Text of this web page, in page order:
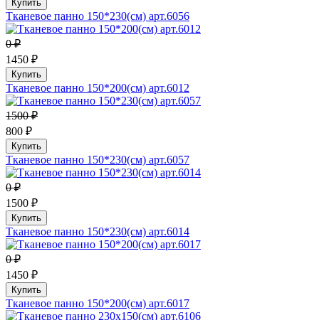
Купить
Тканевое панно 150*230(см) арт.6056
0 ₽
1450 ₽
Купить
Тканевое панно 150*200(см) арт.6012
1500 ₽
800 ₽
Купить
Тканевое панно 150*230(см) арт.6057
0 ₽
1500 ₽
Купить
Тканевое панно 150*230(см) арт.6014
0 ₽
1450 ₽
Купить
Тканевое панно 150*200(см) арт.6017